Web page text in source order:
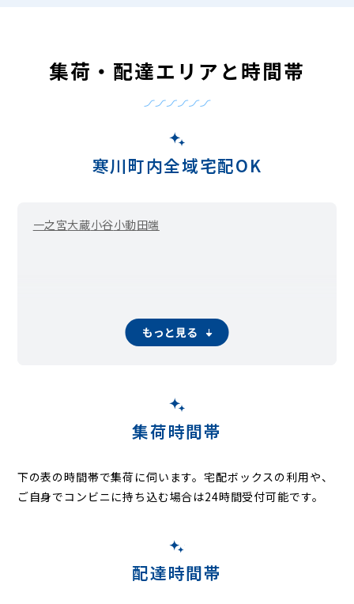
集荷・配達エリアと時間帯
寒川町内全域宅配OK
一之宮大蔵小谷小動田端
もっと見る
集荷時間帯
下の表の時間帯で集荷に伺います。宅配ボックスの利用や、
ご自身でコンビニに持ち込む場合は24時間受付可能です。
配達時間帯